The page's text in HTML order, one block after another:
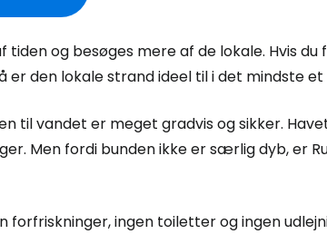
og besøges mere af de lokale. Hvis
er den lokale strand ideel til i det mindste
til vandet er meget gradvis og sikker.
Men fordi bunden ikke er særlig dyb, er
forfriskninger, ingen toiletter og ingen
på Cestee
rejsefællesskab
Fortsæt med Google